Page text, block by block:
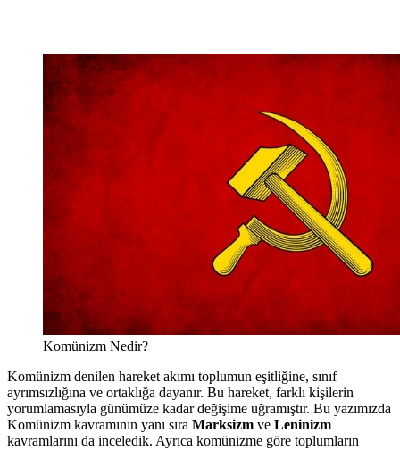
Komünizm Nedir?
Komünizm denilen hareket akımı toplumun eşitliğine, sınıf
ayrımsızlığına ve ortaklığa dayanır. Bu hareket, farklı kişilerin
yorumlamasıyla günümüze kadar değişime uğramıştır. Bu yazımızda
Komünizm kavramının yanı sıra Marksizm ve Leninizm
kavramlarını da inceledik. Ayrıca komünizme göre toplumların